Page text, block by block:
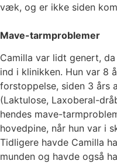
væk, og er ikke siden
Mave-tarmproblemer
Camilla var lidt genert,
ind i klinikken. Hun var 8
forstoppelse, siden 3 års
(Laktulose, Laxoberal-
hendes mave-
hovedpine, når hun var i
Tidligere havde Camilla
munden og havde også